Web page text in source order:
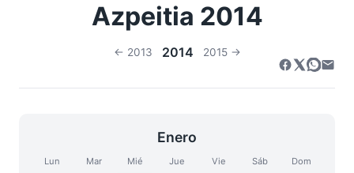
Azpeitia 2014
← 2013 2014 2015 →
Enero
Lun Mar Mié Jue Vie Sáb Dom